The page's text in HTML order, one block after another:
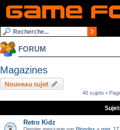
FORUM
Magazines
Nouveau sujet
46 sujets •
Retro Kidz